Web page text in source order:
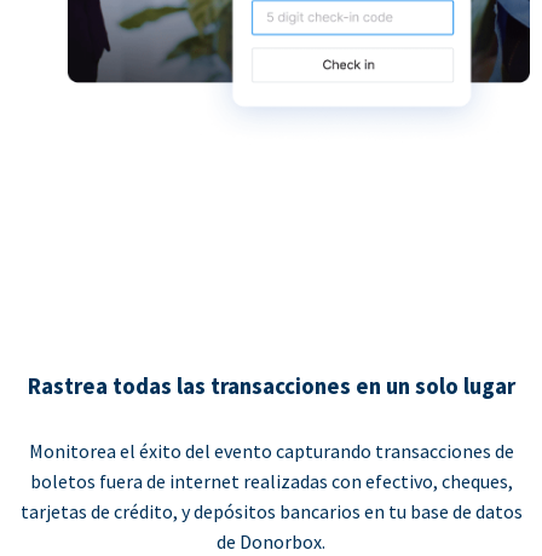
Rastrea todas las transacciones en un solo lugar
Monitorea el éxito del evento capturando transacciones de
boletos fuera de internet realizadas con efectivo, cheques,
tarjetas de crédito, y depósitos bancarios en tu base de datos
de Donorbox.